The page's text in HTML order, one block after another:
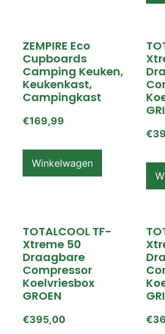
ZEMPIRE Eco
Cupboards
Camping Keuken,
Keukenkast,
Campingkast
€169,99
Winkelwagen
€
TOTALCOOL TF-
Xtreme 50
Draagbare
Compressor
Koelvriesbox
GROEN
€395,00 €